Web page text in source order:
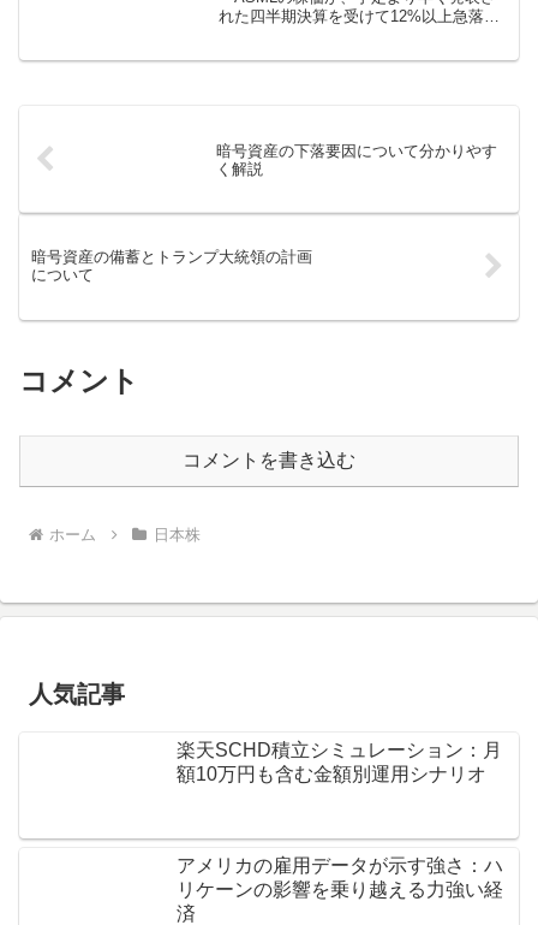
れた四半期決算を受けて12%以上急落し
暗号資産の下落要因について分かりやす
く解説
暗号資産の備蓄とトランプ大統領の計画
について
コメント
コメントを書き込む
ホーム 日本株
人気記事
楽天SCHD積立シミュレーション：月
額10万円も含む金額別運用シナリオ
アメリカの雇用データが示す強さ：ハ
リケーンの影響を乗り越える力強い経
済